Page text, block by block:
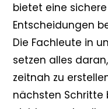
bietet eine
Entscheidungen
Die Fachleute in
setzen alles
zeitnah zu
nächsten Schritte